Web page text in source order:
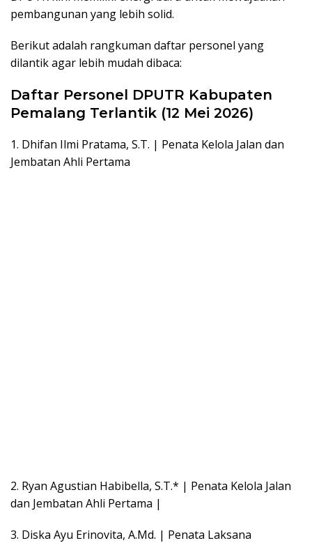
pembangunan yang lebih solid.
Berikut adalah rangkuman daftar personel yang
dilantik agar lebih mudah dibaca:
Daftar Personel DPUTR Kabupaten
Pemalang Terlantik (12 Mei 2026)
1. Dhifan Ilmi Pratama, S.T. | Penata Kelola Jalan dan
Jembatan Ahli Pertama
2. Ryan Agustian Habibella, S.T.* | Penata Kelola Jalan
dan Jembatan Ahli Pertama |
3. Diska Ayu Erinovita, A.Md. | Penata Laksana